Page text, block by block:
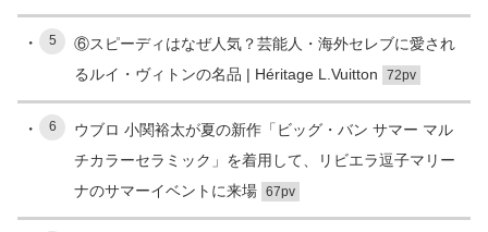
5
⑥スピーディはなぜ人気？芸能人・海外セレブに愛され
るルイ・ヴィトンの名品 | Héritage L.Vuitton
72pv
6
ウブロ 小関裕太が夏の新作「ビッグ・バン サマー マル
チカラーセラミック」を着用して、リビエラ逗子マリー
ナのサマーイベントに来場 67pv